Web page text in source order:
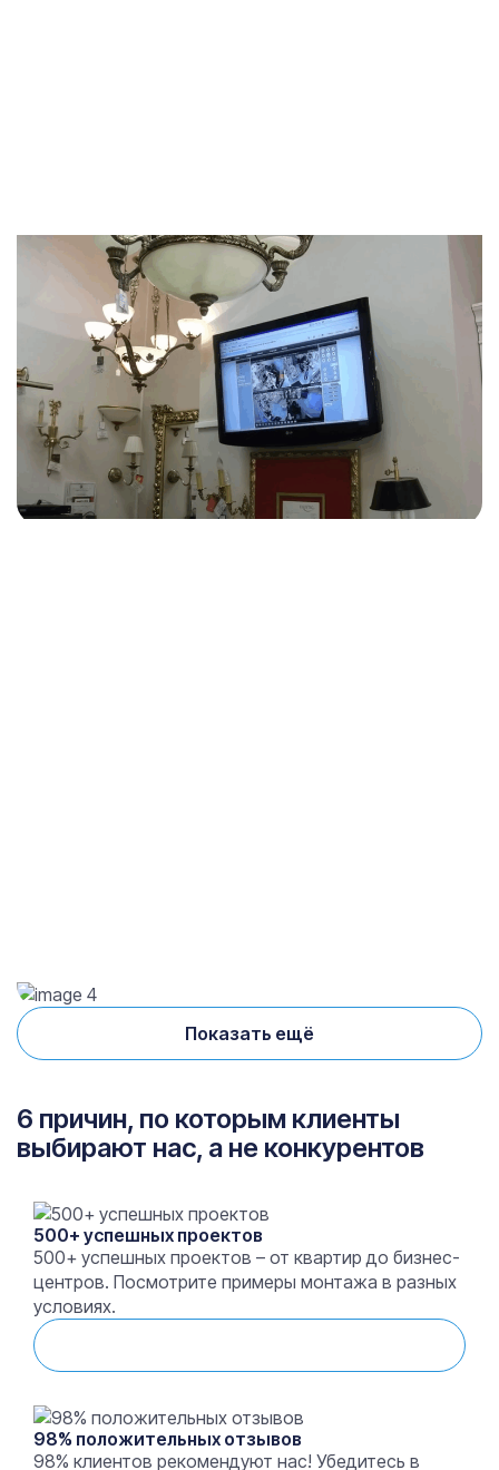
Показать ещё
6 причин, по которым клиенты
выбирают нас, а не конкурентов
500+ успешных проектов
500+ успешных проектов – от квартир до бизнес-
центров. Посмотрите примеры монтажа в разных
условиях.
98% положительных отзывов
98% клиентов рекомендуют нас! Убедитесь в